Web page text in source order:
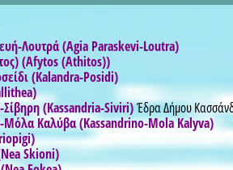
Λουτρά (Agia Paraskevi-Loutra)
(Afytos (Athitos))
(Kalandra-Posidi)
(Kassandria-Siviri)Έδρα Δήμου
Μόλα Καλύβα (Kassandrino-Mola Kalyva)
Skioni)